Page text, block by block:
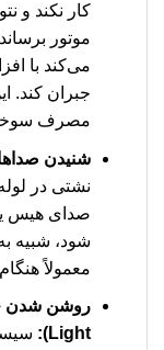
کار نکند و
می‌کند با
جبران کند.
مصرف
شنیدن
نشتی در
صدای هیس
شود، شبیه
معمولاً
Light):